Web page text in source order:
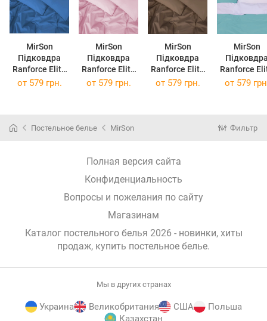
MirSon
Підковдра
Ranforce Elite
17-4735
MirSon
Підковдра
Ranforce Elite
14-1312
MirSon
Підковдра
Ranforce Elite
15-1511
MirSon
Ranforce
White-Mint
от 579 грн. от 579 грн. от 579 грн. от 579
Постельное белье MirSon Фильтр
Полная версия сайта
Конфиденциальность
Вопросы и пожелания по сайту
Магазинам
Каталог постельного белья 2026 - новинки, хиты
продаж, купить постельное белье.
Мы в других странах
Украина Великобритания США
Польша
Казахстан